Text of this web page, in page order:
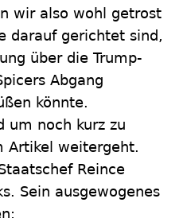
wir also wohl getrost
darauf gerichtet sind,
über die Trump-
Abgang
könnte.
um noch kurz zu
Artikel weitergeht.
Reince
Sein ausgewogenes